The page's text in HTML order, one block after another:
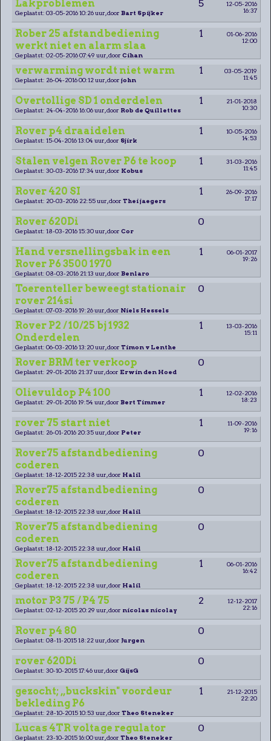
Lakproblemen 5
12-05-2016
16:37
Geplaatst: 03-05-2016 10:26 uur, door Bart Spijker
Rober 25 afstandbediening
werkt niet en alarm slaa
1
01-06-2016
12:00
Geplaatst: 02-05-2016 07:49 uur, door Cihan
verwarming wordt niet warm 1
03-05-2019
11:45
Geplaatst: 26-04-2016 00:12 uur, door john
Overtollige SD 1 onderdelen 1
21-01-2018
10:30
Geplaatst: 24-04-2016 16:06 uur, door Rob de Quillettes
Rover p4 draaidelen 1
10-05-2016
14:53
Geplaatst: 15-04-2016 13:04 uur, door Sjirk
Stalen velgen Rover P6 te koop 1
31-03-2016
11:45
Geplaatst: 30-03-2016 17:34 uur, door Kobus
Rover 420 SI 1
26-09-2016
17:17
Geplaatst: 20-03-2016 22:55 uur, door Thei jaegers
Rover 620Di 0
Geplaatst: 18-03-2016 15:30 uur, door Cor
Hand versnellingsbak in een
Rover P6 3500 1970
1
06-01-2017
19:26
Geplaatst: 08-03-2016 21:13 uur, door Benlaro
Toerenteller beweegt stationair
rover 214si
0
Geplaatst: 07-03-2016 19:26 uur, door Niels Hessels
Rover P2 / 10/25 bj 1932
Onderdelen
1
13-03-2016
15:11
Geplaatst: 06-03-2016 13:20 uur, door Timon v Lenthe
Rover BRM ter verkoop 0
Geplaatst: 29-01-2016 21:37 uur, door Erwin den Hoed
Olievuldop P4 100 1
12-02-2016
18:23
Geplaatst: 29-01-2016 19:54 uur, door Bert Timmer
rover 75 start niet 1
11-09-2016
19:16
Geplaatst: 26-01-2016 20:35 uur, door Peter
Rover75 afstandbediening
coderen
0
Geplaatst: 18-12-2015 22:38 uur, door Halil
Rover75 afstandbediening
coderen
0
Geplaatst: 18-12-2015 22:38 uur, door Halil
Rover75 afstandbediening
coderen
0
Geplaatst: 18-12-2015 22:38 uur, door Halil
Rover75 afstandbediening
coderen
1
06-01-2016
16:42
Geplaatst: 18-12-2015 22:38 uur, door Halil
motor P3 75 / P4 75 2
12-12-2017
22:16
Geplaatst: 02-12-2015 20:29 uur, door nicolas nicolay
Rover p4 80 0
Geplaatst: 08-11-2015 18:22 uur, door Jurgen
rover 620Di 0
Geplaatst: 30-10-2015 17:46 uur, door GijsG
gezocht; ,,buckskin" voordeur
bekleding P6
1
21-12-2015
22:20
Geplaatst: 28-10-2015 10:53 uur, door Theo Steneker
Lucas 4TR voltage regulator 0
Geplaatst: 23-10-2015 16:00 uur, door Theo Steneker